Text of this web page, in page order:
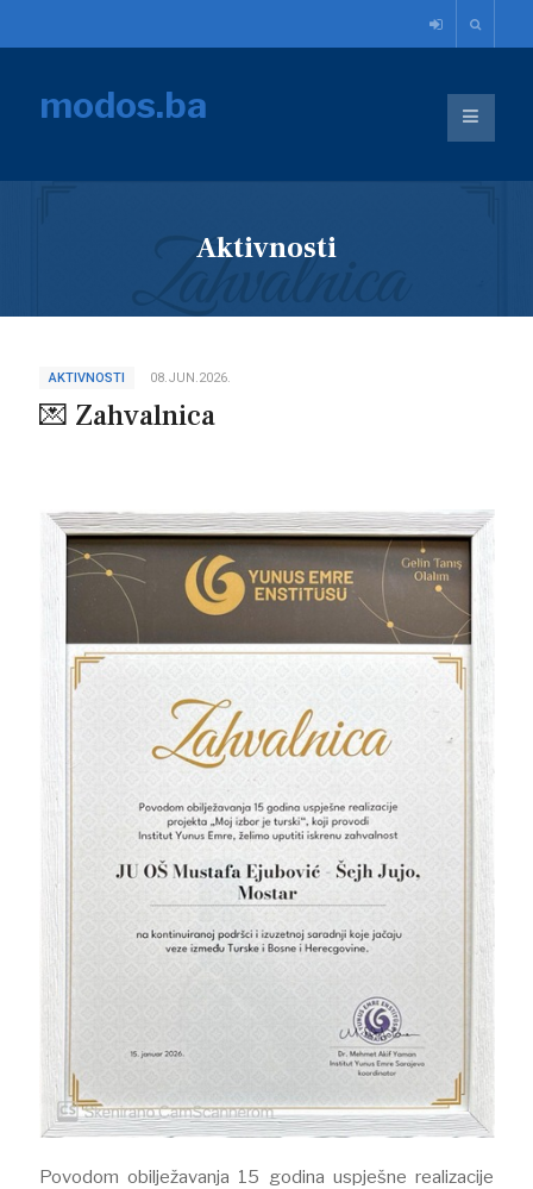
modos.ba
Aktivnosti
AKTIVNOSTI 08.JUN.2026.
💌 Zahvalnica
Povodom obilježavanja 15 godina uspješne realizacije